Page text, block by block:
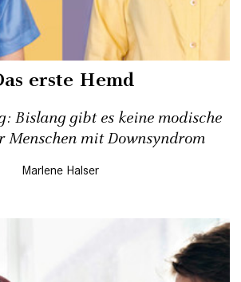
erste Hemd
Bislang gibt es ­keine modische
Menschen mit Downsyndrom
Marlene Halser